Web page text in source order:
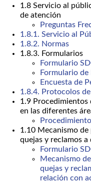
1.8 Servicio al
de atención
Preguntas
1.8.1. Servicio al
1.8.2. Normas
1.8.3. Formularios
Formulario
Formulario de
Encuesta de
1.8.4. Protocolos
1.9 Procedimientos
en las diferentes
1.10 Mecanismo
quejas y reclamos
Formulario
Mecanismo
quejas y
relación con